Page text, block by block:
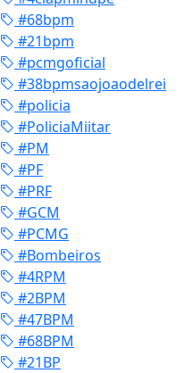
#68bpm
#21bpm
#pcmgoficial
#38bpmsaojoaodelrei
#policia
#PoliciaMiitar
#PM
#PF
#PRF
#GCM
#PCMG
#Bombeiros
#4RPM
#2BPM
#47BPM
#68BPM
#21BP